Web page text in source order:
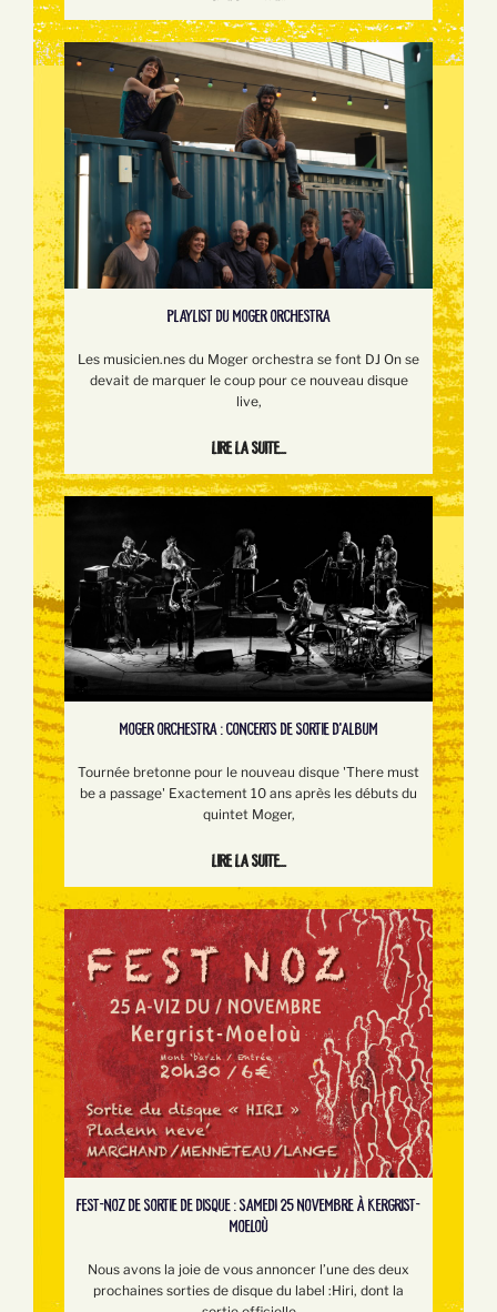
PLAYLIST DU MOGER ORCHESTRA
Les musicien.nes du Moger orchestra se font DJ On se
devait de marquer le coup pour ce nouveau disque
live,
Lire la suite...
MOGER ORCHESTRA : CONCERTS DE SORTIE D'ALBUM
Tournée bretonne pour le nouveau disque 'There must
be a passage' Exactement 10 ans après les débuts du
quintet Moger,
Lire la suite...
FEST-NOZ DE SORTIE DE DISQUE : SAMEDI 25 NOVEMBRE À KERGRIST-
MOELOÙ
Nous avons la joie de vous annoncer l’une des deux
prochaines sorties de disque du label :Hiri, dont la